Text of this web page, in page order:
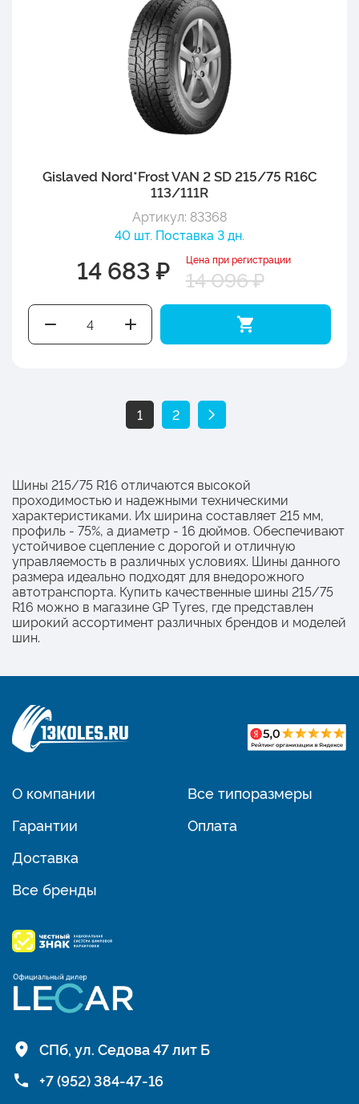
Gislaved Nord*Frost VAN 2 SD 215/75 R16C
113/111R
Артикул: 83368
40 шт. Поставка 3 дн.
14 683 ₽ Цена при регистрации
14 096 ₽
1 2
Шины 215/75 R16 отличаются высокой
проходимостью и надежными техническими
характеристиками. Их ширина составляет 215 мм,
профиль - 75%, а диаметр - 16 дюймов. Обеспечивают
устойчивое сцепление с дорогой и отличную
управляемость в различных условиях. Шины данного
размера идеально подходят для внедорожного
автотранспорта. Купить качественные шины 215/75
R16 можно в магазине GP Tyres, где представлен
широкий ассортимент различных брендов и моделей
шин.
О компании
Гарантии
Доставка
Все бренды
Все типоразмеры
Оплата
СПб, ул. Седова 47 лит Б
+7 (952) 384-47-16